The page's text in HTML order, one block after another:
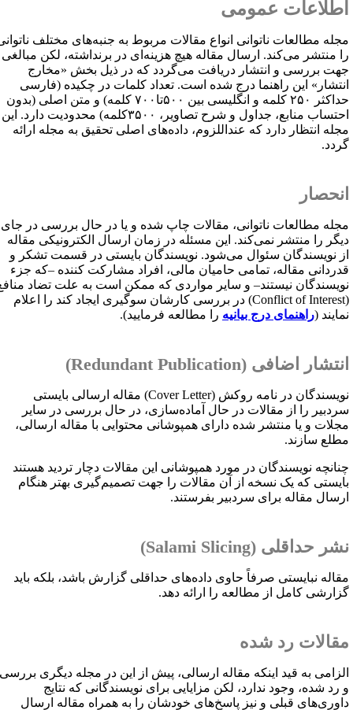
عمومی
مطالعات ناتوانی انواع مقالات مربوط به جنبه‌های مختلف ناتوانی
منتشر می‌کند. ارسال مقاله هیچ هزینه‌ای در برنداشته، لکن مبالغی
بررسی و انتشار دریافت می‌گردد که در ذیل بخش «مخارج
این راهنما درج شده است. تعداد کلمات در چکیده (فارسی
حداکثر ۲۵۰ کلمه و انگلیسی بین ۵۰۰تا۷۰۰ کلمه) و متن اصلی (بدون
احتساب منابع، جداول و شرح تصاویر، ۳۵۰۰کلمه) محدودیت دارد. این
انتظار دارد که عنداللزوم، داده‌های اصلی تحقیق به مجله ارائه
مطالعات ناتوانی، مقالات چاپ شده و یا در حال بررسی در جای
را منتشر نمی‌کند. این مسئله در زمان ارسال الکترونیکی مقاله
نویسندگان سئوال می‌شود. نویسندگان بایستی در قسمت تشکر و
مقاله، تمامی حامیان مالی، افراد مشارکت کننده –که جزء
نیستند– و سایر مواردی که ممکن است به علت تضاد منافع
Conflict of Interest) در بررسی کارشان سوگیری ایجاد کند را اعلام
( راهنمای درج بیانیهرا مطالعه فرمایید).
اضافی ( Redundant Publication
)
در نامه روکش ( Cover Letter) مقاله ارسالی بایستی
را از مقالات در حال آماده‌سازی، در حال بررسی در سایر
و یا منتشر شده‌ دارای همپوشانی محتوایی با مقاله ارسالی،
سازند.
نویسندگان در مورد همپوشانی این مقالات دچار تردید هستند
که یک نسخه از آن مقالات را جهت تصمیم‌گیری بهتر هنگام
مقاله برای سردبیر بفرستند.
حداقلی ( Salami Slicing
)
نبایستی صرفاً حاوی داده‌های حداقلی گزارش باشد، بلکه باید
کامل از مطالعه را ارائه دهد.
رد شده
به قید اینکه مقاله ارسالی، پیش از این در مجله دیگری بررسی
رد شده، وجود ندارد، لکن مزایایی برای نویسندگانی که نتایج
قبلی و نیز پاسخ‌های خودشان را به همراه مقاله ارسال